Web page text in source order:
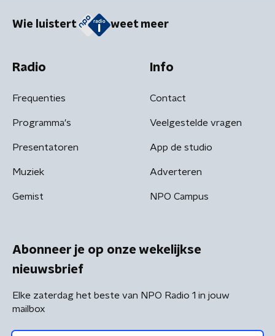
Wie luistert weet meer
Radio
Frequenties
Programma's
Presentatoren
Muziek
Gemist
Info
Contact
Veelgestelde vragen
App de studio
Adverteren
NPO Campus
Abonneer je op onze wekelijkse
nieuwsbrief
Elke zaterdag het beste van NPO Radio 1 in jouw
mailbox